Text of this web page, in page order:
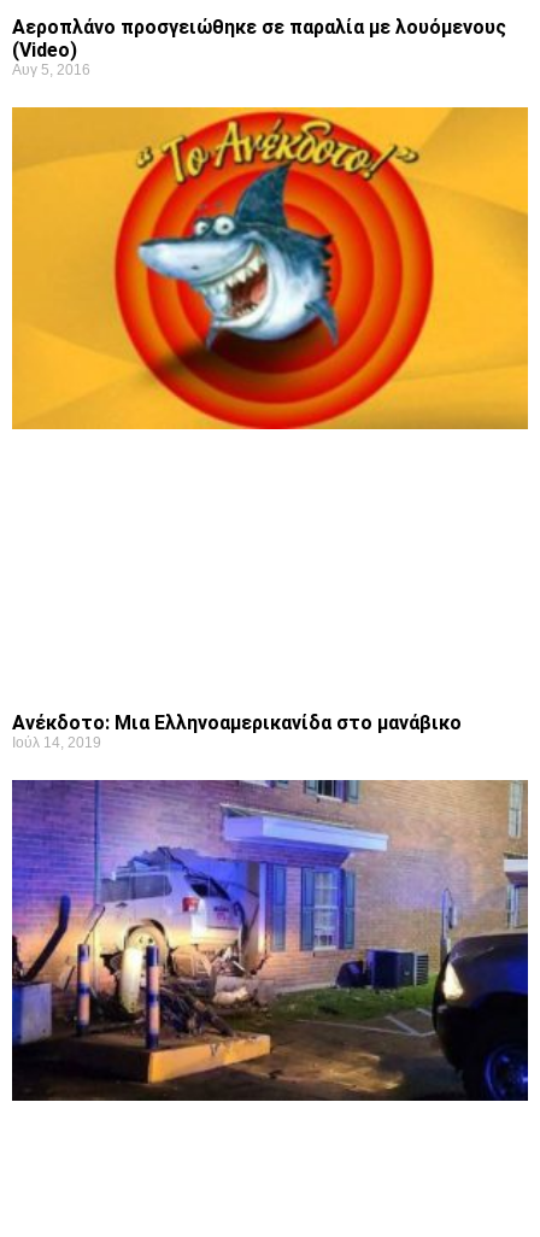
Αεροπλάνο προσγειώθηκε σε παραλία με λουόμενους
(Video)
Αυγ 5, 2016
Ανέκδοτο: Μια Ελληνοαμερικανίδα στο μανάβικο
Ιούλ 14, 2019